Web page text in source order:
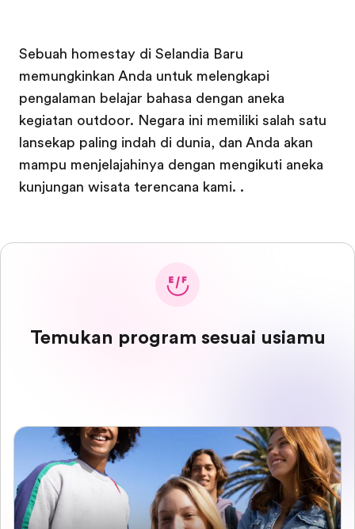
Sebuah homestay di Selandia Baru
memungkinkan Anda untuk melengkapi
pengalaman belajar bahasa dengan aneka
kegiatan outdoor. Negara ini memiliki salah satu
lansekap paling indah di dunia, dan Anda akan
mampu menjelajahinya dengan mengikuti aneka
kunjungan wisata terencana kami. .
Temukan program sesuai usiamu